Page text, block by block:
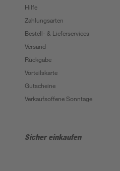
Hilfe
Zahlungsarten
Bestell- & Lieferservices
Versand
Rückgabe
Vorteilskarte
Gutscheine
Verkaufsoffene Sonntage
Sicher einkaufen